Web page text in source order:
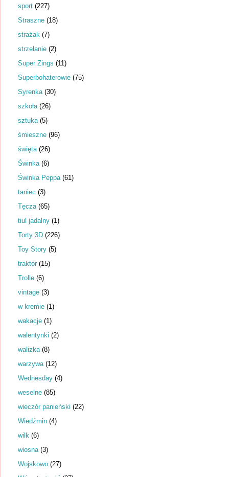
sport (227)
Straszne (18)
strażak (7)
strzelanie (2)
Super Zings (11)
Superbohaterowie (75)
Syrenka (30)
szkoła (26)
sztuka (5)
śmieszne (96)
święta (26)
Świnka (6)
Świnka Peppa (61)
taniec (3)
Tęcza (65)
tiul jadalny (1)
Torty 3D (226)
Toy Story (5)
traktor (15)
Trolle (6)
vintage (3)
w kremie (1)
wakacje (1)
walentynki (2)
walizka (8)
warzywa (12)
Wednesday (4)
weselne (85)
wieczór panieński (22)
Wiedźmin (4)
wilk (6)
wiosna (3)
Wojskowo (27)